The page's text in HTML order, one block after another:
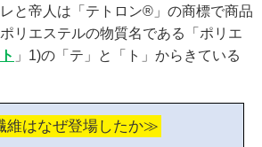
と帝人は「テトロン®」の商標で商品
リエステルの物質名である「ポリエ
ト 」1)の「テ」と「ト」からきている
維はなぜ登場したか≫